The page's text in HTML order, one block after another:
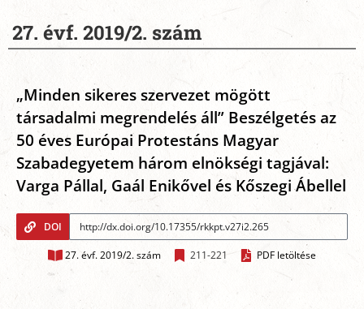
27. évf. 2019/2. szám
„Minden sikeres szervezet mögött
társadalmi megrendelés áll” Beszélgetés az
50 éves Európai Protestáns Magyar
Szabadegyetem három elnökségi tagjával:
Varga Pállal, Gaál Enikővel és Kőszegi Ábellel
DOI
27. évf. 2019/2. szám 211-221 PDF letöltése